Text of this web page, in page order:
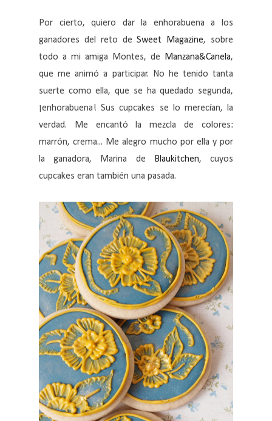
Por cierto, quiero dar la enhorabuena a los
ganadores del reto deSweet Magazine, sobre
todo a mi amiga Montes, de
Manzana&Canela,
que me animó a participar. No he tenido tanta
suerte como ella, que se ha quedado segunda,
¡enhorabuena! Sus cupcakes se lo merecían, la
verdad. Me encantó la mezcla de colores:
marrón, crema... Me alegro mucho por ella y por
la ganadora, Marina de
Blaukitchen, cuyos
cupcakes eran también una pasada.